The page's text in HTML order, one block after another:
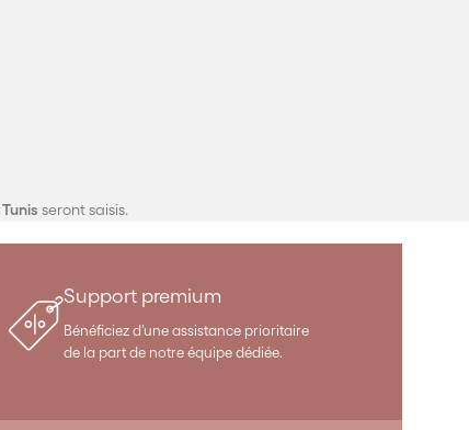
Tunis seront saisis.
Support premium
Bénéficiez d’une assistance prioritaire
de la part de notre équipe dédiée.